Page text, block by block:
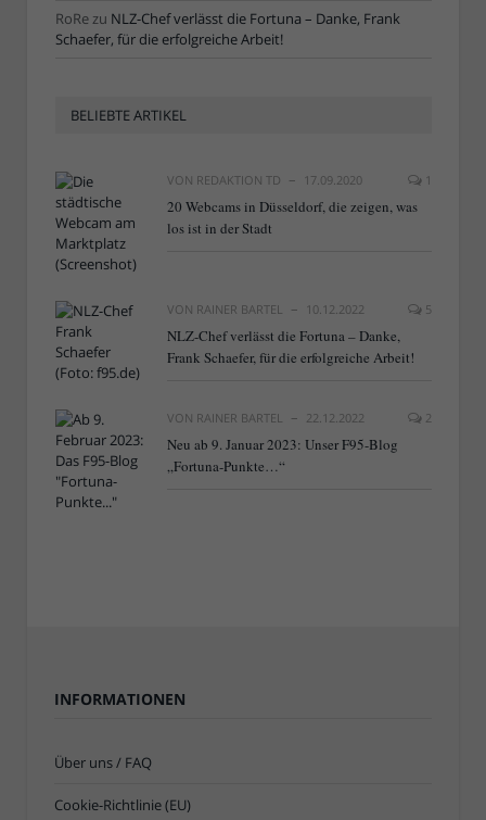
RoRezu NLZ-Chef verlässt die Fortuna – Danke, Frank
Schaefer, für die erfolgreiche Arbeit!
BELIEBTE ARTIKEL
VON REDAKTION TD 17.09.2020 1
20 Webcams in Düsseldorf, die zeigen, was
los ist in der Stadt
VON RAINER BARTEL 10.12.2022 5
NLZ-Chef verlässt die Fortuna – Danke,
Frank Schaefer, für die erfolgreiche Arbeit!
VON RAINER BARTEL 22.12.2022 2
Neu ab 9. Januar 2023: Unser F95-Blog
„Fortuna-Punkte…“
INFORMATIONEN
Über uns / FAQ
Cookie-Richtlinie (EU)